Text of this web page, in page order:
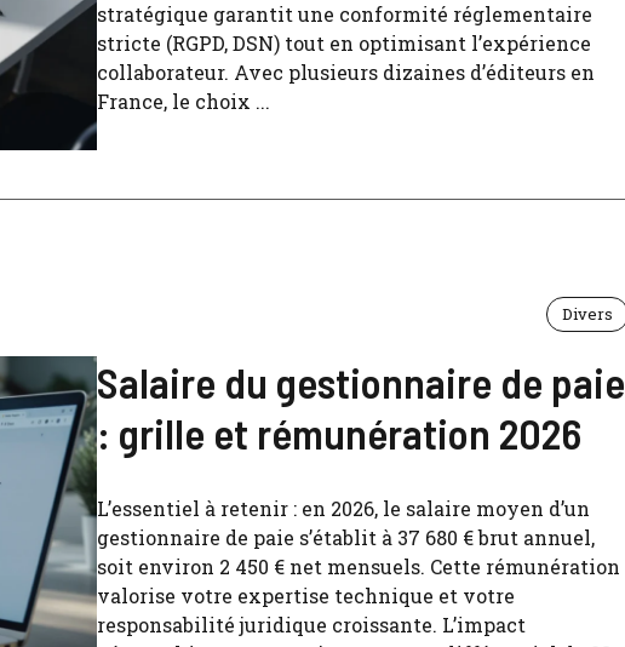
stratégique garantit une conformité réglementaire
stricte (RGPD, DSN) tout en optimisant l’expérience
collaborateur. Avec plusieurs dizaines d’éditeurs en
France, le choix ...
Divers
Salaire du gestionnaire de paie
: grille et rémunération 2026
L’essentiel à retenir : en 2026, le salaire moyen d’un
gestionnaire de paie s’établit à 37 680 € brut annuel,
soit environ 2 450 € net mensuels. Cette rémunération
valorise votre expertise technique et votre
responsabilité juridique croissante. L’impact